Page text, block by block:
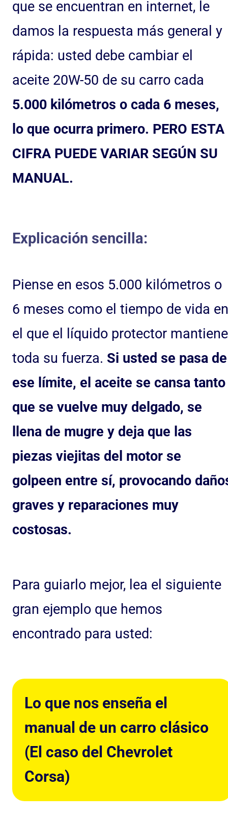
que se encuentran en internet, le
damos la respuesta más general y
rápida: usted debe cambiar el
aceite 20W-50 de su carro cada
5.000 kilómetros o cada 6 meses,
lo que ocurra primero. PERO ESTA
CIFRA PUEDE VARIAR SEGÚN SU
MANUAL.
Explicación sencilla:
Piense en esos 5.000 kilómetros o
6 meses como el tiempo de vida en
el que el líquido protector mantiene
toda su fuerza. Si usted se pasa de
ese límite, el aceite se cansa tanto
que se vuelve muy delgado, se
llena de mugre y deja que las
piezas viejitas del motor se
golpeen entre sí, provocando
graves y reparaciones muy
costosas.
Para guiarlo mejor, lea el siguiente
gran ejemplo que hemos
encontrado para usted:
Lo que nos enseña el
manual de un carro clásico
(El caso del Chevrolet
Corsa)